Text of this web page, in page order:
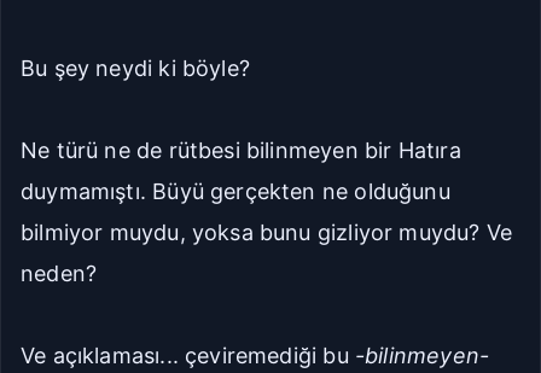
Bu şey neydi ki böyle?
Ne türü ne de rütbesi bilinmeyen bir Hatıra
duymamıştı. Büyü gerçekten ne olduğunu
bilmiyor muydu, yoksa bunu gizliyor muydu? Ve
neden?
Ve açıklaması... çeviremediği bu -bilinmeyen-